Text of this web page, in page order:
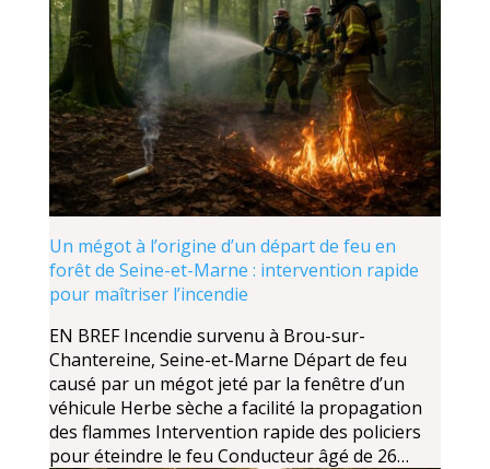
Un mégot à l’origine d’un départ de feu en
forêt de Seine-et-Marne : intervention rapide
pour maîtriser l’incendie
EN BREF Incendie survenu à Brou-sur-
Chantereine, Seine-et-Marne Départ de feu
causé par un mégot jeté par la fenêtre d’un
véhicule Herbe sèche a facilité la propagation
des flammes Intervention rapide des policiers
pour éteindre le feu Conducteur âgé de 26…